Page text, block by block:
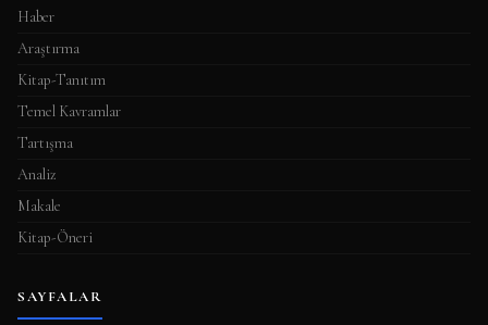
Haber
Araştırma
Kitap-Tanıtım
Temel Kavramlar
Tartışma
Analiz
Makale
Kitap-Öneri
SAYFALAR